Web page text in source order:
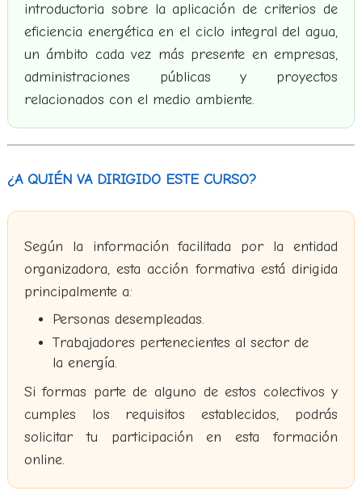
introductoria sobre la aplicación de criterios de
eficiencia energética en el ciclo integral del agua,
un ámbito cada vez más presente en empresas,
administraciones públicas y proyectos
relacionados con el medio ambiente.
¿A QUIÉN VA DIRIGIDO ESTE CURSO?
Según la información facilitada por la entidad
organizadora, esta acción formativa está dirigida
principalmente a:
Personas desempleadas.
Trabajadores pertenecientes al sector de
la energía.
Si formas parte de alguno de estos colectivos y
cumples los requisitos establecidos, podrás
solicitar tu participación en esta formación
online.